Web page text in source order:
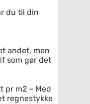
du til din
andet, men
som gør det
pr m2 – Med
regnestykke